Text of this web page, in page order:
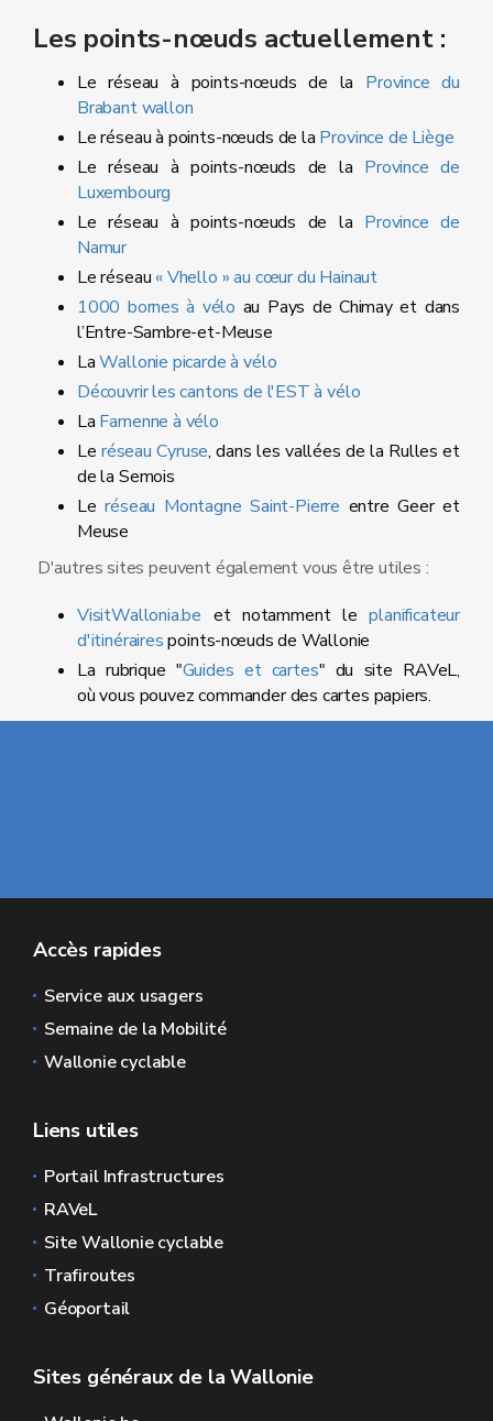
Les points-nœuds actuellement :
Le réseau à points-nœuds de la Province du
Brabant wallon
Le réseau à points-nœuds de la Province de Liège
Le réseau à points-nœuds de la Province de
Luxembourg
Le réseau à points-nœuds de la Province de
Namur
Le réseau « Vhello » au cœur du Hainaut
1000 bornes à vélo au Pays de Chimay et dans
l’Entre-Sambre-et-Meuse
LaWallonie picarde à vélo
Découvrir les cantons de l'EST à vélo
La Famenne à vélo
Leréseau Cyruse, dans les vallées de la Rulles et
de la Semois
Leréseau Montagne Saint-Pierre entre Geer et
Meuse
D'autres sites peuvent également vous être utiles :
VisitWallonia.be et notamment leplanificateur
d'itinérairespoints-nœuds de Wallonie
La rubrique "Guides et cartes" du site RAVeL,
où vous pouvez commander des cartes papiers.
Accès rapides
Service aux usagers
Semaine de la Mobilité
Wallonie cyclable
Liens utiles
Portail Infrastructures
RAVeL
Site Wallonie cyclable
Trafiroutes
Géoportail
Sites généraux de la Wallonie